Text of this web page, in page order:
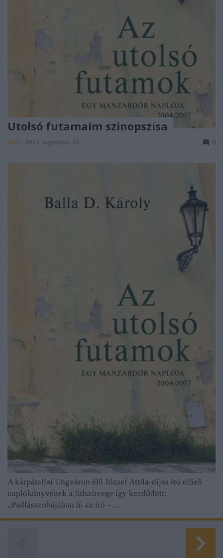
Utolsó futamaim szinopszisa
BDK • 2013. augusztus 30. 0
A kárpátaljai Ungváron élő József Attila-díjas író előző
naplókönyvének a fülszövege így kezdődött:
„Padlásszobájában ül az író – ...